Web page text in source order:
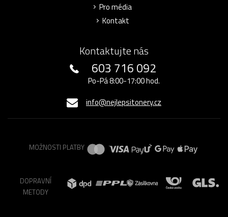
Pro média
Kontakt
Kontaktujte nás
603 716 092
Po-Pá 8:00-17:00 hod.
info@nejlepsitonery.cz
MOŽNOSTI PLATBY
DOPRAVNÍ
METODY